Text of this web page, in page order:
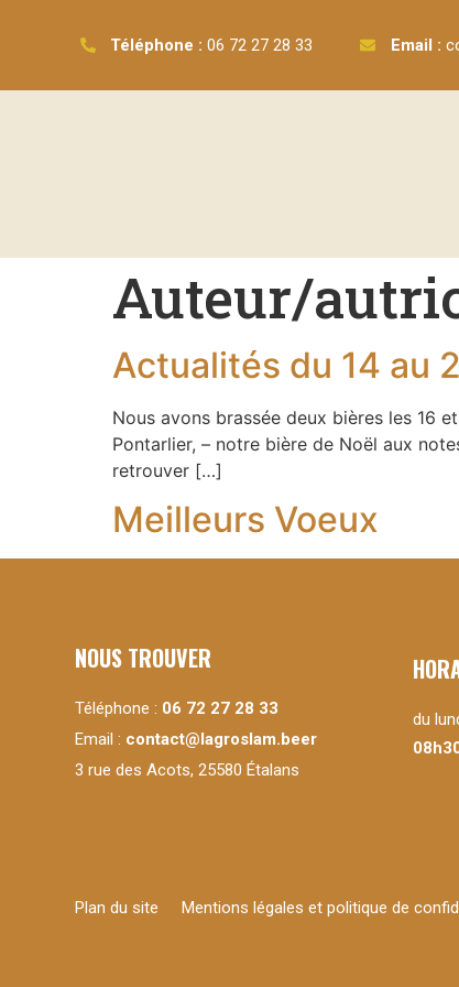
Téléphone : 06 72 27 28 33 Email :
Auteur/
Actualités du 14 au
Nous avons brassée deux bières les 16
Pontarlier, – notre bière de Noël aux
retrouver […]
Meilleurs Voeux
NOUS TROUVER
Téléphone : 06 72 27 28 33
Email : contact@lagroslam.beer
3 rue des Acots, 25580 Étalans
du
Plan du site Mentions légales et politique de